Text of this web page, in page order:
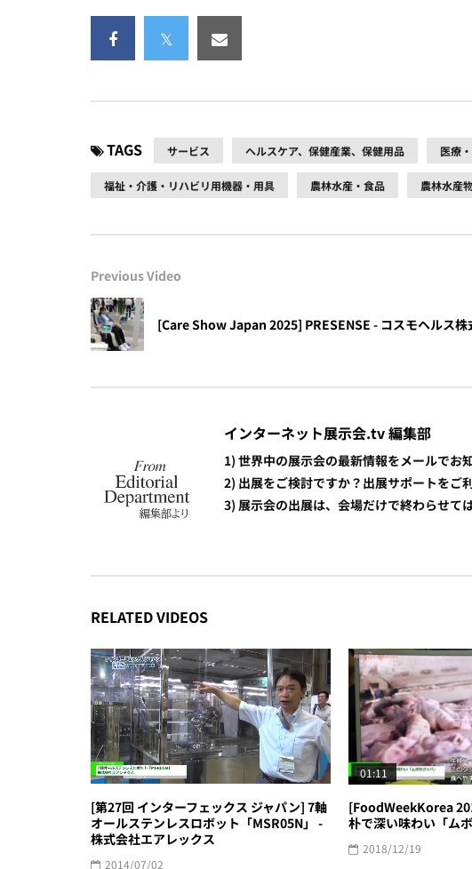
TAGS サービス ヘルスケア、保健産業、保健用品 医療
福祉・介護・リハビリ用機器・用具 農林水産・食品 農林水産
Previous Video
[Care Show Japan 2025] PRESENSE - コスモヘルス株
インターネット展示会.tv 編集部
1) 世界中の展示会の最新情報をメールでお
2) 出展をご検討ですか？出展サポートをご
3) 展示会の出展は、会場だけで終わらせて
RELATED VIDEOS
[第27回 インターフェックス ジャパン] 7軸
オールステンレスロボット「MSR05N」 -
株式会社エアレックス
2014/07/02
01:11
[FoodWeekKorea
朴で深い味わい「ム
2018/12/19